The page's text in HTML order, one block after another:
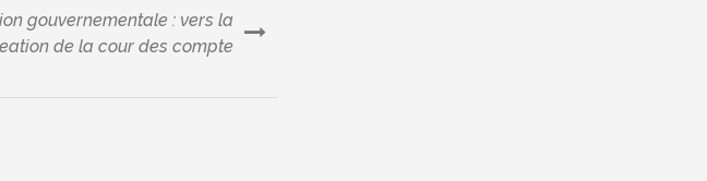
gouvernementale : vers la
de la cour des compte